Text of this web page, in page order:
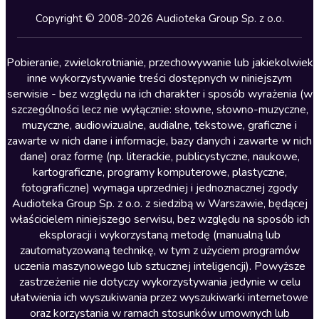
Kryminały
Lektury szkolne
Literatura anglojęzyczna
Literatura faktu
Literatura obyczajowa
Literatura piękna obca
Literatura piękna polska
Nagrania relaksacyjne
Nauka języków
Nauki humanistyczne
Podcasty i audycje
Polityka
Prasa
Copyright © 2008-2026 Audioteka Group Sp. z o.o.
Pobieranie, zwielokrotnianie, przechowywanie lub jakiekolwiek
inne wykorzystywanie treści dostępnych w niniejszym
serwisie - bez względu na ich charakter i sposób wyrażenia (w
szczególności lecz nie wyłącznie: słowne, słowno-muzyczne,
muzyczne, audiowizualne, audialne, tekstowe, graficzne i
zawarte w nich dane i informacje, bazy danych i zawarte w nich
dane) oraz formę (np. literackie, publicystyczne, naukowe,
kartograficzne, programy komputerowe, plastyczne,
fotograficzne) wymaga uprzedniej i jednoznacznej zgody
Audioteka Group Sp. z o.o. z siedzibą w Warszawie, będącej
właścicielem niniejszego serwisu, bez względu na sposób ich
eksploracji i wykorzystaną metodę (manualną lub
zautomatyzowaną technikę, w tym z użyciem programów
uczenia maszynowego lub sztucznej inteligencji). Powyższe
zastrzeżenie nie dotyczy wykorzystywania jedynie w celu
ułatwienia ich wyszukiwania przez wyszukiwarki internetowe
oraz korzystania w ramach stosunków umownych lub